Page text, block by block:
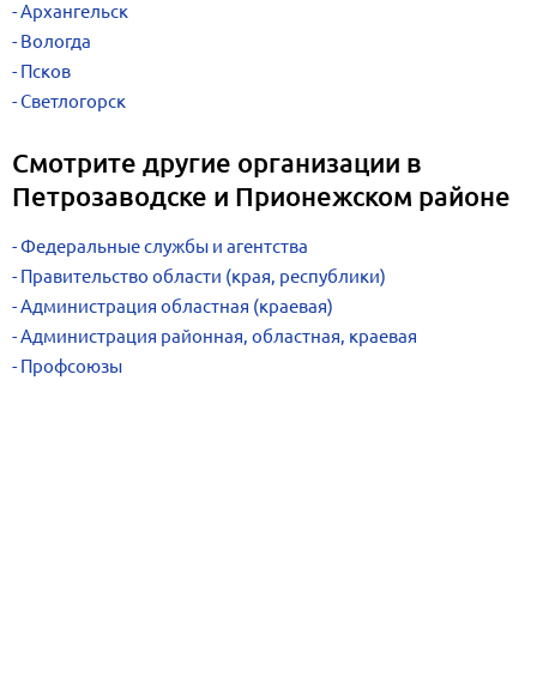
Архангельск
Вологда
Псков
Светлогорск
Смотрите другие организации в
Петрозаводске и Прионежском районе
Федеральные службы и агентства
Правительство области (края, республики)
Администрация областная (краевая)
Администрация районная, областная, краевая
Профсоюзы